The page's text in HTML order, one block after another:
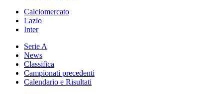
Calciomercato
Lazio
Inter
Serie A
News
Classifica
Campionati precedenti
Calendario e Risultati